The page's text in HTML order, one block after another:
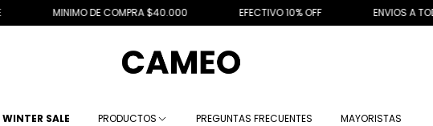
COMPRA $40.000 EFECTIVO 10% OFF ENVIOS A TODO EL PAIS
WINTER SALE PRODUCTOS PREGUNTAS FRECUENTES MAYORISTAS